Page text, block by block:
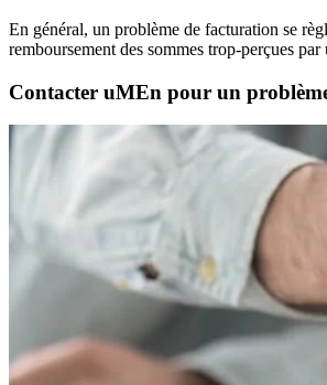
En général, un problème de facturation se
remboursement des sommes trop-perçues
Contacter uMEn pour un